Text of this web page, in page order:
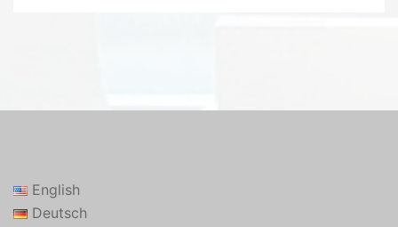
English
Deutsch